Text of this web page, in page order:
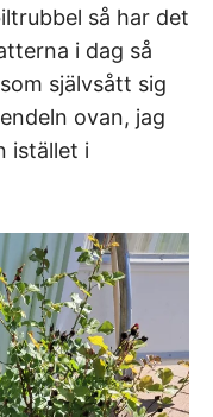
så har det
i dag så
självsått sig
ovan, jag
istället i